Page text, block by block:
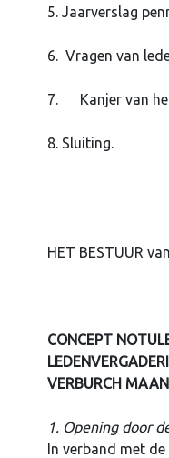
5. Jaarverslag
6. Vragen van
7. Kanjer van
8. Sluiting.
HET BESTUUR
CONCEPT
VERBURCH
1. Opening door
In verband met